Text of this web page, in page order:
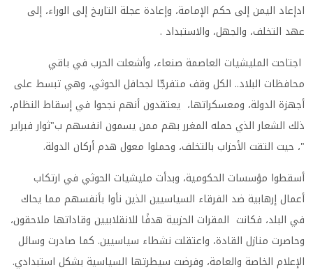
ادإعاد اليمن إلى حكم الإمامة، وإعادة عجلة التاريخ إلى الوراء، إلى
عهد التخلف، والجهل، والاستبداد .
اجتاحت المليشيات العاصمة صنعاء، وأشعلت الحرب في باقي
محافظات البلاد.. الكل وقف متفرجّا لجحافل الحوثي، وهي تبسط على
أجهزة الدولة، ومعسكراتها، يعتقدون أنهم نجحوا في إسقاط النظام،
ذلك الشعار الذي حمله المغرر بهم ممن يسمون انفسهم ب"ثوار فبراير
"، حيت التقت الأحزاب بالتخلف، وحملوا معول هدم أركان الدولة.
أسقطوا مؤسسات الحكومية، وبدأت مليشيات الحوثي في ارتكاب
أعمال إرهابية ضد الفرقاء السياسيين الذين نأوا بأنفسهم مما يحاك
في البلد، فكانت المقرات الحزبية هدفًا للانقلابيين وقاداتها ملاحقون،
وحاصرت منازل القادة، واعتقلت نشطاء سياسيين. كما صادرت وسائل
الإعلام الخاصة والعامة، وفرضت سيطرتها السياسية بشكل استبدادي.